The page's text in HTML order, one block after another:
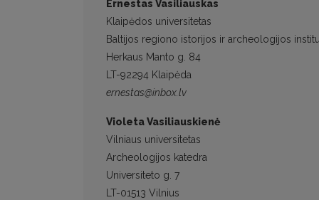
Ernestas Vasiliauskas
Klaipėdos universitetas
Baltijos regiono istorijos ir archeologijos
Herkaus Manto g. 84
LT-92294 Klaipėda
ernestas@inbox.lv
Violeta Vasiliauskienė
Vilniaus universitetas
Archeologijos katedra
Universiteto g. 7
LT-01513 Vilnius